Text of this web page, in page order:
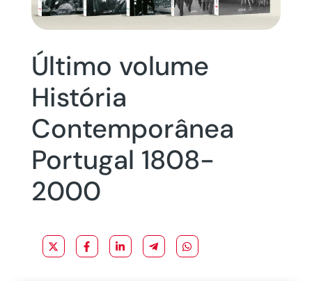
Último volume
História
Contemporânea
Portugal 1808-
2000